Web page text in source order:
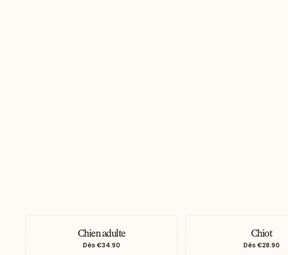
Chien adulte
Dès €34.90
Chiot
Dès €28.90